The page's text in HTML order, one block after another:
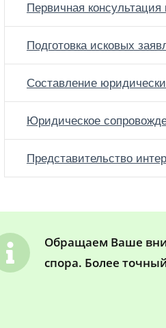
Первичная
Подготовка исковых
Составление
Юридическое
Представительство
Обращаем Ваше
спора. Более